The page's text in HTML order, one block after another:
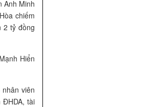
Anh Minh
chiếm
2 tỷ đồng
Hiển
viên
ĐHDA, tài